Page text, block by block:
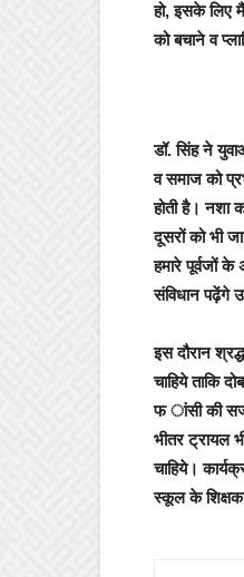
हो, इसके लिए
को बचाने व
डॉ. सिंह ने
व समाज को
होती है। नशा
दूसरों को भी
हमारे पूर्वजों
संविधान पढ़ेंगे
इस दौरान
चाहिये ताकि
फ ांसी की सजा
भीतर ट्रायल
चाहिये।
स्कूल के शिक्षक